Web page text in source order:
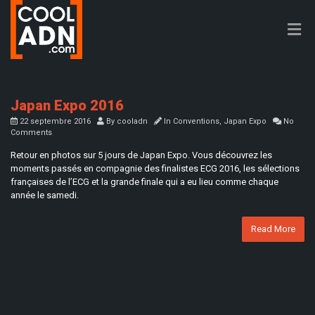
Japan Expo 2016
22 septembre 2016 By cooladn In Conventions, Japan Expo
No
Comments
Retour en photos sur 5 jours de Japan Expo. Vous découvrez les
moments passés en compagnie des finalistes ECG 2016, les sélections
françaises de l’ECG et la grande finale qui a eu lieu comme chaque
année le samedi.
Read More